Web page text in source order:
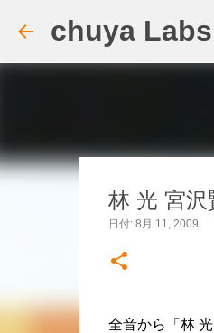
chuya Labs
林 光 宮
日付: 8月 11, 2009
全音から「林